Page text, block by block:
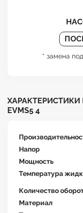
* замена
ХАРАКТЕРИСТИКИ
EVMS5 4
Напор
Мощность
Температура
Количество
Материал